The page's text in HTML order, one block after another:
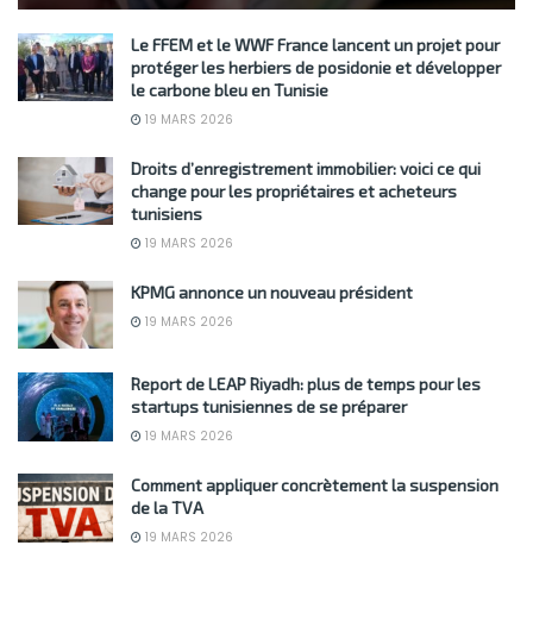
Le FFEM et le WWF France lancent un projet pour
protéger les herbiers de posidonie et développer
le carbone bleu en Tunisie
19 MARS 2026
Droits d’enregistrement immobilier: voici ce qui
change pour les propriétaires et acheteurs
tunisiens
19 MARS 2026
KPMG annonce un nouveau président
19 MARS 2026
Report de LEAP Riyadh: plus de temps pour les
startups tunisiennes de se préparer
19 MARS 2026
Comment appliquer concrètement la suspension
de la TVA
19 MARS 2026